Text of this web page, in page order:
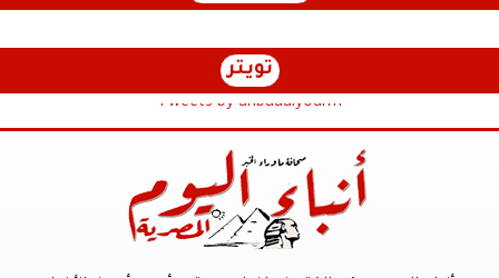
تويتر
Tweets by anbaaalyoum1